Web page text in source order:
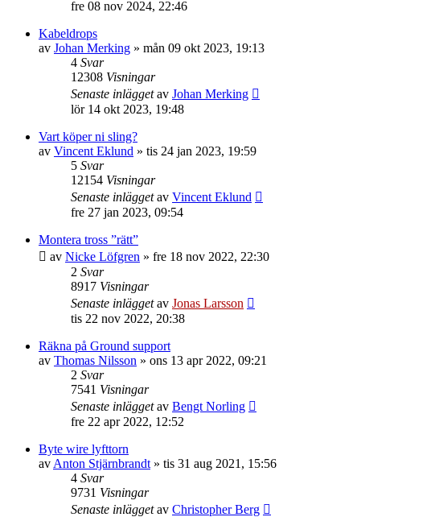
fre 08 nov 2024, 22:46
Kabeldrops
av Johan Merking » mån 09 okt 2023, 19:13
4 Svar
12308 Visningar
Senaste inläggetav Johan Merking
lör 14 okt 2023, 19:48
Vart köper ni sling?
av Vincent Eklund » tis 24 jan 2023, 19:59
5 Svar
12154 Visningar
Senaste inläggetav Vincent Eklund
fre 27 jan 2023, 09:54
Montera tross ”rätt”
av Nicke Löfgren » fre 18 nov 2022, 22:30
2 Svar
8917 Visningar
Senaste inläggetav Jonas Larsson
tis 22 nov 2022, 20:38
Räkna på Ground support
av Thomas Nilsson » ons 13 apr 2022, 09:21
2 Svar
7541 Visningar
Senaste inläggetav Bengt Norling
fre 22 apr 2022, 12:52
Byte wire lyfttorn
av Anton Stjärnbrandt » tis 31 aug 2021, 15:56
4 Svar
9731 Visningar
Senaste inläggetav Christopher Berg